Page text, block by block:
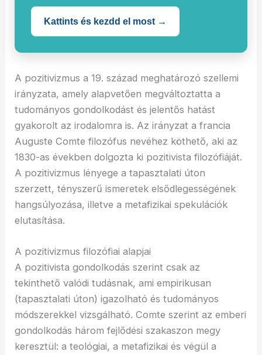
Kattints és kezdd el most →
A pozitivizmus a 19. század meghatározó szellemi
irányzata, amely alapvetően megváltoztatta a
tudományos gondolkodást és jelentős hatást
gyakorolt az irodalomra is. Az irányzat a francia
Auguste Comte filozófus nevéhez köthető, aki az
1830-as években dolgozta ki pozitivista filozófiáját.
A pozitivizmus lényege a tapasztalati úton
szerzett, tényszerű ismeretek elsődlegességének
hangsúlyozása, illetve a metafizikai spekulációk
elutasítása.
A pozitivizmus filozófiai alapjai
A pozitivista gondolkodás szerint csak az
tekinthető valódi tudásnak, ami empirikusan
(tapasztalati úton) igazolható és tudományos
módszerekkel vizsgálható. Comte szerint az emberi
gondolkodás három fejlődési szakaszon megy
keresztül: a teológiai, a metafizikai és végül a